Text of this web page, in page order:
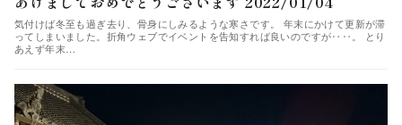
気付けば冬至も過ぎ去り、骨身にしみるような寒さです。 年末にかけて更新が滞
ってしまいました。折角ウェブでイベントを告知すれば良いのですが‥‥。 とり
あえず年末…